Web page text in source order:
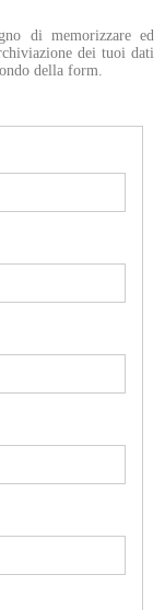
di memorizzare ed
dei tuoi dati
della form.